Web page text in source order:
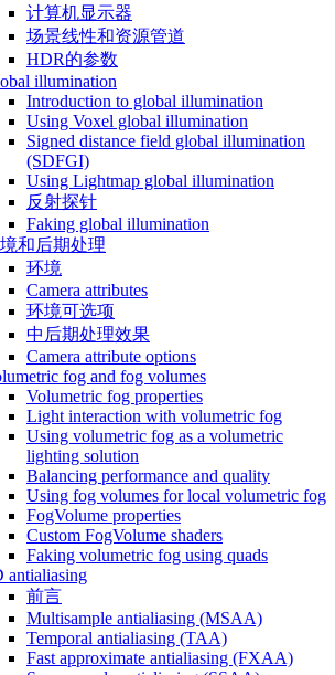
计算机显示器
场景线性和资源管道
HDR的参数
illumination
Introduction to global illumination
Using Voxel global illumination
Signed distance field global illumination
(SDFGI)
Using Lightmap global illumination
反射探针
Faking global illumination
和后期处理
环境
Camera attributes
环境可选项
中后期处理效果
Camera attribute options
fog and fog volumes
Volumetric fog properties
Light interaction with volumetric fog
Using volumetric fog as a volumetric
lighting solution
Balancing performance and quality
Using fog volumes for local volumetric fog
FogVolume properties
Custom FogVolume shaders
Faking volumetric fog using quads
antialiasing
前言
Multisample antialiasing (MSAA)
Temporal antialiasing (TAA)
Fast approximate antialiasing (FXAA)